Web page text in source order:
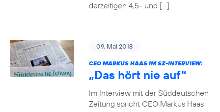
derzeitigen 4,5- und […]
09. Mai 2018
CEO MARKUS HAAS IM SZ-INTERVIEW:
„Das hört nie auf“
Im Interview mit der Süddeutschen
Zeitung spricht CEO Markus Haas